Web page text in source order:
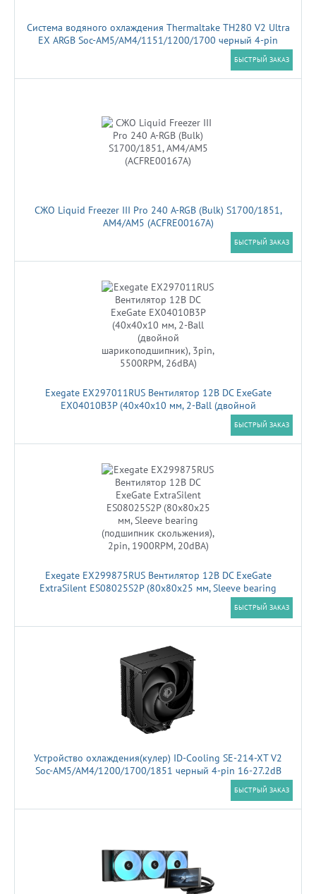
Система водяного охлаждения Thermaltake TH280 V2 Ultra
EX ARGB Soc-AM5/AM4/1151/1200/1700 черный 4-pin
30.7dB Al+Cu LCD Ret (CL-W416-PL14SW-A)
БЫСТРЫЙ ЗАКАЗ
СЖО Liquid Freezer III Pro 240 A-RGB (Bulk) S1700/1851,
AM4/AM5 (ACFRE00167A)
БЫСТРЫЙ ЗАКАЗ
Exegate EX297011RUS Вентилятор 12В DC ExeGate
EX04010B3P (40x40x10 мм, 2-Ball (двойной
шарикоподшипник), 3pin, 5500RPM, 26dBA)
БЫСТРЫЙ ЗАКАЗ
Exegate EX299875RUS Вентилятор 12В DC ExeGate
ExtraSilent ES08025S2P (80x80x25 мм, Sleeve bearing
(подшипник скольжения), 2pin, 1900RPM, 20dBA)
БЫСТРЫЙ ЗАКАЗ
Устройство охлаждения(кулер) ID-Cooling SE-214-XT V2
Soc-AM5/AM4/1200/1700/1851 черный 4-pin 16-27.2dB
Al+Cu 200W 810gr Ret (SE-214-XT V2 BLACK)
БЫСТРЫЙ ЗАКАЗ